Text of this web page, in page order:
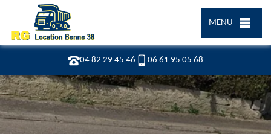
04 82 29 45 46 06 61 95 05 68
MENU